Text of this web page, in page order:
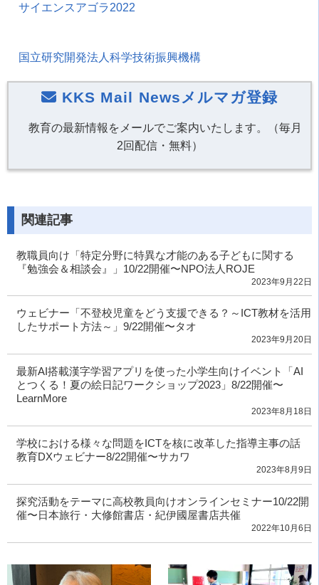
サイエンスアゴラ2022
国立研究開発法人科学技術振興機構
KKS Mail Newsメルマガ登録
教育の最新情報をメールでご案内いたします。（毎月
2回配信・無料）
関連記事
教職員向け「特定分野に特異な才能のある子どもに関する
『勉強会＆相談会』」10/22開催〜NPO法人ROJE
2023年9月22日
ウェビナー「不登校児童をどう支援できる？～ICT教材を活用
したサポート方法～」9/22開催〜タオ
2023年9月20日
最新AI搭載漢字学習アプリを使った小学生向けイベント「AI
とつくる！夏の絵日記ワークショップ2023」8/22開催〜
LearnMore
2023年8月18日
学校における様々な問題をICTを核に改革した指導主事の話
教育DXウェビナー8/22開催〜サカワ
2023年8月9日
探究活動をテーマに高校教員向けオンラインセミナー10/22開
催〜日本旅行・大修館書店・紀伊國屋書店共催
2022年10月6日